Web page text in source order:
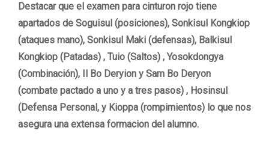
Destacar que el examen para cinturon rojo tiene
apartados de Soguisul (posiciones), Sonkisul Kongkiop
(ataques mano), Sonkisul Maki (defensas), Balkisul
Kongkiop (Patadas) , Tuio (Saltos) , Yosokdongya
(Combinación), Il Bo Deryion y Sam Bo Deryon
(combate pactado a uno y a tres pasos) , Hosinsul
(Defensa Personal, y Kioppa (rompimientos) lo que nos
asegura una extensa formacion del alumno.